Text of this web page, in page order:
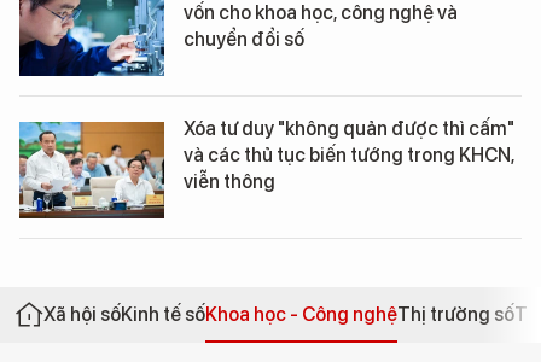
vốn cho khoa học, công nghệ và
chuyển đổi số
Xóa tư duy "không quản được thì cấm"
và các thủ tục biến tướng trong KHCN,
viễn thông
Xã hội sốKinh tế sốKhoa học - Công nghệThị trường số